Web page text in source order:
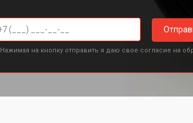
Нажимая на кнопку отправить я даю свое согласие на